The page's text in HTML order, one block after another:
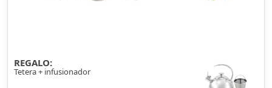
REGALO:
Tetera + infusionador